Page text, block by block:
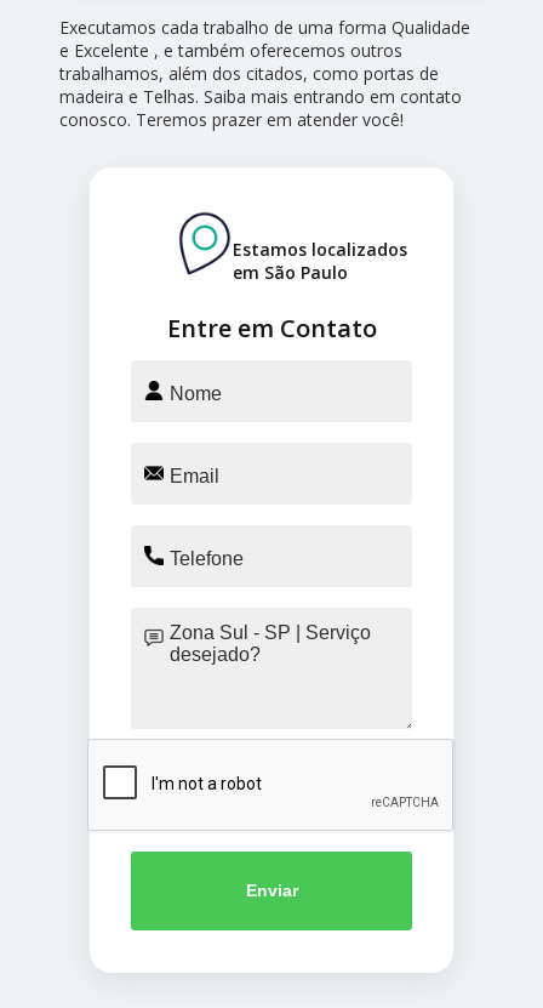
Executamos cada trabalho de uma forma Qualidade
e Excelente , e também oferecemos outros
trabalhamos, além dos citados, como portas de
madeira e Telhas. Saiba mais entrando em contato
conosco. Teremos prazer em atender você!
Entre em Contato
Estamos localizados
em São Paulo
Enviar